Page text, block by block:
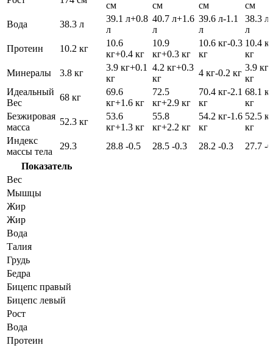
см
см
см
см
Вода
38.3 л
39.1 л+0.8
л
40.7 л+1.6
л
39.6 л-1.1
л
38.3 л
л
Протеин
10.2 кг
10.6
кг+0.4 кг
10.9
кг+0.3 кг
10.6 кг-0.3
кг
10.4 кг
кг
Минералы
3.8 кг
3.9 кг+0.1
кг
4.2 кг+0.3
кг
4 кг-0.2 кг
3.9 кг
кг
Идеальный
Вес
68 кг
69.6
кг+1.6 кг
72.5
кг+2.9 кг
70.4 кг-2.1
кг
68.1 кг
кг
Безжировая
масса
52.3 кг
53.6
кг+1.3 кг
55.8
кг+2.2 кг
54.2 кг-1.6
кг
52.5 кг
кг
Индекс
массы тела
29.3 28.8 -0.5 28.5 -0.3 28.2 -0.3 27.7 -
Показатель
Вес
Мышцы
Жир
Жир
Вода
Талия
Грудь
Бедра
Бицепс правый
Бицепс левый
Рост
Вода
Протеин